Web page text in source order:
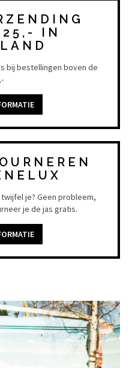
IN
bij bestellingen boven de
je? Geen probleem,
je de jas gratis.